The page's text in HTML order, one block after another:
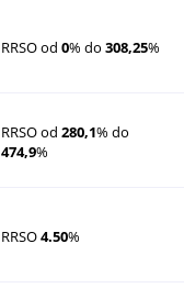
RRSO od0% do308,25%
RRSO od280,1% do
474,9%
RRSO4.50%